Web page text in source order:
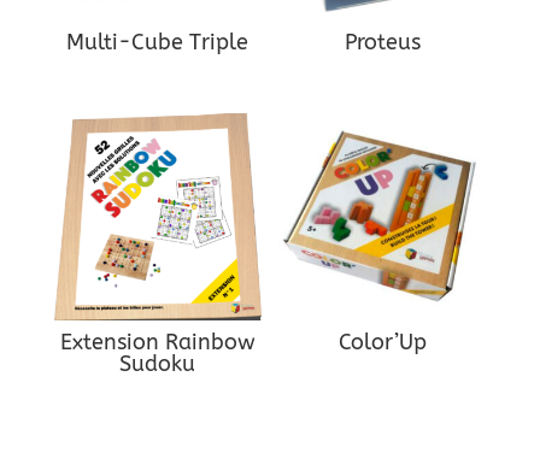
Multi-Cube Triple Proteus
Extension Rainbow
Sudoku
Color’Up